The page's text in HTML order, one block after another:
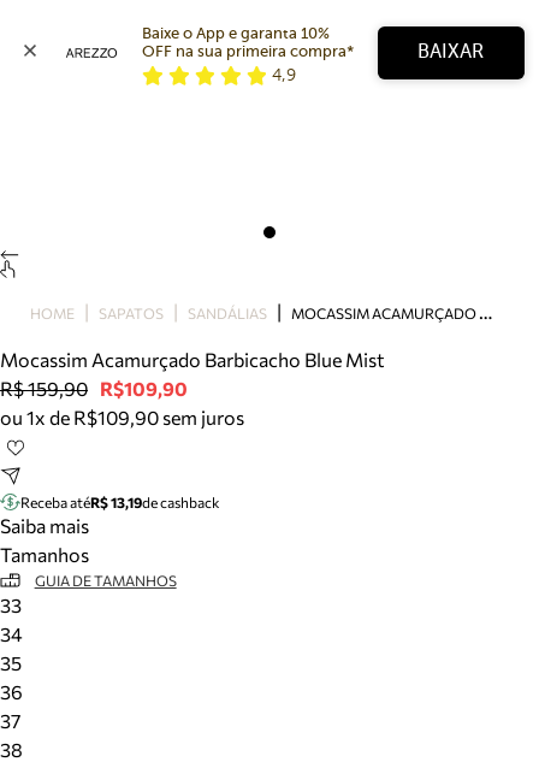
Bolsa
Tamanco
Tênis
Mule
Tire dúvidas sobre pedidos, devoluções e mais.
Meus pedidos
Acompanhe seus pedidos e solicite devoluções.
Baixe o App e garanta 10%
OFF na sua primeira compra*
4,9
BAIXAR
HOME SAPATOS SANDÁLIAS M
OCASSIM ACAMURÇADO BARBICACHO BLUE MIST
Mocassim Acamurçado Barbicacho Blue Mist
R$ 159,90 R$109,90
ou 1x de R$109,90 sem juros
Receba atéR$ 13,19de cashback
Saiba mais
Tamanhos
GUIA DE TAMANHOS
33
34
35
36
37
38